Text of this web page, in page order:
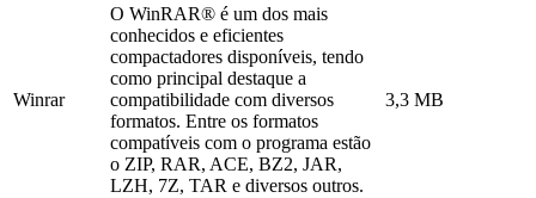
Winrar
O WinRAR® é um dos mais
conhecidos e eficientes
compactadores disponíveis, tendo
como principal destaque a
compatibilidade com diversos
formatos. Entre os formatos
compatíveis com o programa estão
o ZIP, RAR, ACE, BZ2, JAR,
LZH, 7Z, TAR e diversos outros.
3,3 MB